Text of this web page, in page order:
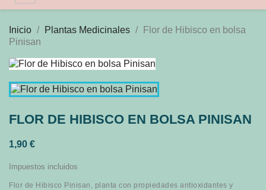
Inicio Plantas Medicinales
Flor de Hibisco en bolsa
Pinisan
FLOR DE HIBISCO EN BOLSA PINISAN
1,90 €
Impuestos incluidos
Flor de Hibisco Pinisan, planta con propiedades antioxidantes y